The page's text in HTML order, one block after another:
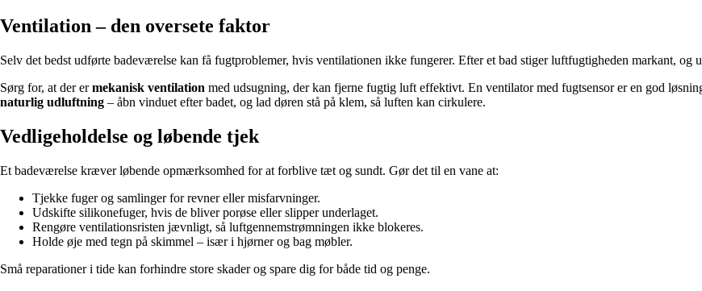
Ventilation – den oversete faktor
Selv det bedst udførte badeværelse kan få fugtproblemer, hvis ventilationen ikke fungerer. Efter et bad stiger luftfugtigheden markant,
Sørg for, at der ermekanisk ventilation med udsugning, der kan fjerne fugtig luft effektivt. En ventilator med fugtsensor er en god
naturlig udluftning – åbn vinduet efter badet, og lad døren stå på klem, så luften kan cirkulere.
Vedligeholdelse og løbende tjek
Et badeværelse kræver løbende opmærksomhed for at forblive tæt og sundt. Gør det til en vane at:
Tjekke fuger og samlinger for revner eller misfarvninger.
Udskifte silikonefuger, hvis de bliver porøse eller slipper underlaget.
Rengøre ventilationsristen jævnligt, så luftgennemstrømningen ikke blokeres.
Holde øje med tegn på skimmel – især i hjørner og bag møbler.
Små reparationer i tide kan forhindre store skader og spare dig for både tid og penge.